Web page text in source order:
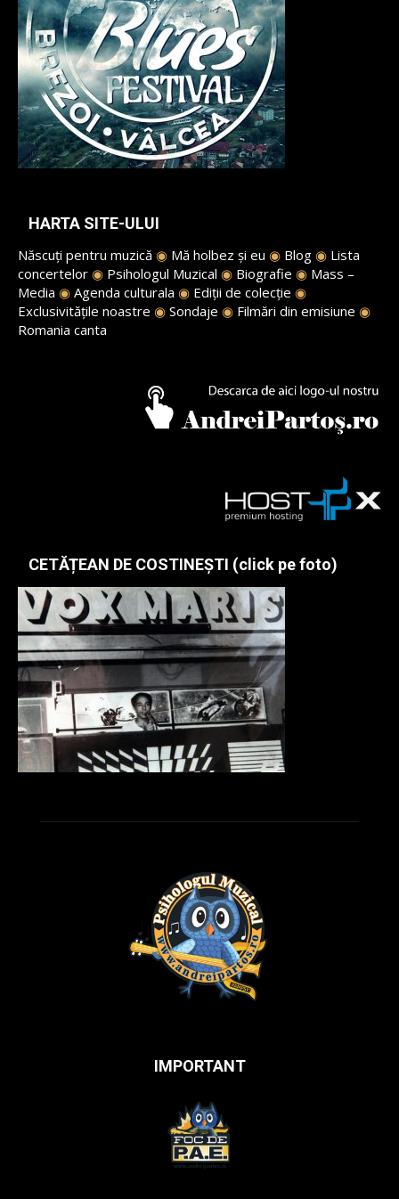
HARTA SITE-ULUI
Născuți pentru muzică ◉ Mă holbez și eu ◉ Blog ◉ Lista
concertelor ◉ Psihologul Muzical ◉ Biografie ◉ Mass –
Media ◉ Agenda culturala ◉ Ediții de colecție ◉
Exclusivitățile noastre ◉ Sondaje ◉ Filmări din emisiune ◉
Romania canta
CETĂȚEAN DE COSTINEȘTI (click pe foto)
IMPORTANT